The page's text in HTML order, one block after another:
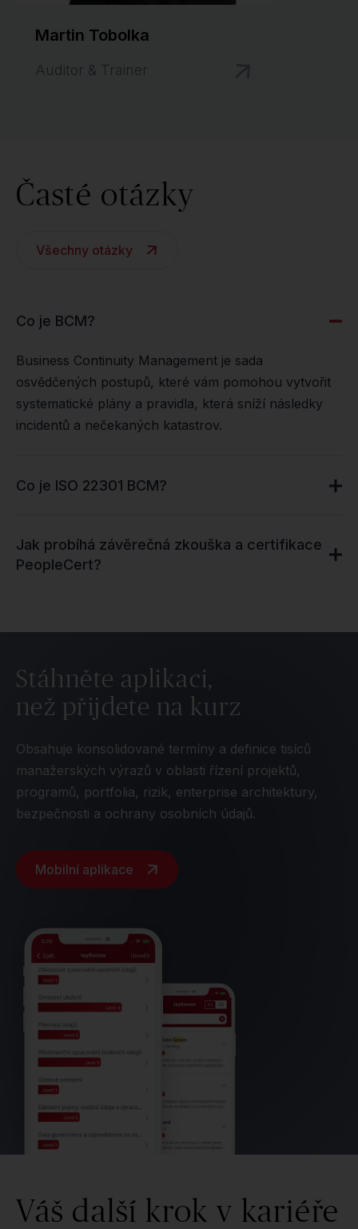
Martin Tobolka
Auditor & Trainer
Časté otázky
Všechny otázky
Co je BCM?
Business Continuity Management je sada
osvědčených postupů, které vám pomohou vytvořit
systematické plány a pravidla, která sníží následky
incidentů a nečekaných katastrov.
Co je ISO 22301 BCM?
Jak probíhá závěrečná zkouška a certifikace
PeopleCert?
Stáhněte aplikaci,
než přijdete na kurz
Obsahuje konsolidované termíny a definice tisíců
manažerských výrazů v oblasti řízení projektů,
programů, portfolia, rizik, enterprise architektury,
bezpečnosti a ochrany osobních údajů.
Mobilní aplikace
Váš další krok v kariéře